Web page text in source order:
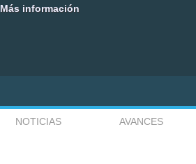
Más información
NOTICIAS
AVANCES